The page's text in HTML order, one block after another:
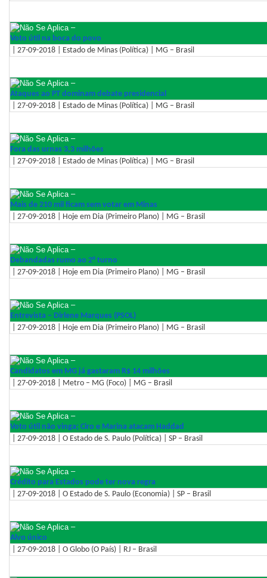
–
Voto útil na boca do povo
| 27-09-2018 | Estado de Minas (Política) | MG – Brasil
–
Ataques ao PT dominam debate presidencial
| 27-09-2018 | Estado de Minas (Política) | MG – Brasil
–
Fora das urnas 3,3 milhões
| 27-09-2018 | Estado de Minas (Política) | MG – Brasil
–
Mais de 210 mil ficam sem votar em Minas
| 27-09-2018 | Hoje em Dia (Primeiro Plano) | MG – Brasil
–
Debandadas rumo ao 2° turno
| 27-09-2018 | Hoje em Dia (Primeiro Plano) | MG – Brasil
–
Entrevista – Dirlene Marques (PSOL)
| 27-09-2018 | Hoje em Dia (Primeiro Plano) | MG – Brasil
–
Candidatos em MG já gastaram R$ 14 milhões
| 27-09-2018 | Metro – MG (Foco) | MG – Brasil
–
Voto útil não vinga; Ciro e Marina atacam Haddad
| 27-09-2018 | O Estado de S. Paulo (Política) | SP – Brasil
–
Crédito para Estados pode ter nova regra
| 27-09-2018 | O Estado de S. Paulo (Economia) | SP – Brasil
–
Alvo único
| 27-09-2018 | O Globo (O País) | RJ – Brasil